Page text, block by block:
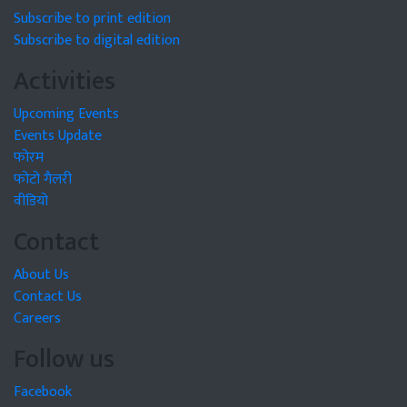
Subscribe to print edition
Subscribe to digital edition
Activities
Upcoming Events
Events Update
फोरम
फोटो गैलरी
वीडियो
Contact
About Us
Contact Us
Careers
Follow us
Facebook